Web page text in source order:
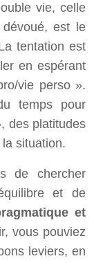
vie, celle
est le
tentation est
en espérant
vie perso ».
temps pour
des platitudes
situation.
de chercher
et de
et
vous pouviez
leviers, en